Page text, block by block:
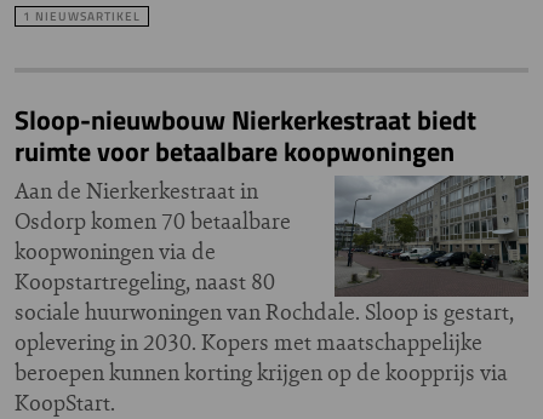
1 NIEUWSARTIKEL
Sloop-nieuwbouw Nierkerkestraat biedt
ruimte voor betaalbare koopwoningen
Aan de Nierkerkestraat in
Osdorp komen 70 betaalbare
koopwoningen via de
Koopstartregeling, naast 80
sociale huurwoningen van Rochdale. Sloop is gestart,
oplevering in 2030. Kopers met maatschappelijke
beroepen kunnen korting krijgen op de koopprijs via
KoopStart.